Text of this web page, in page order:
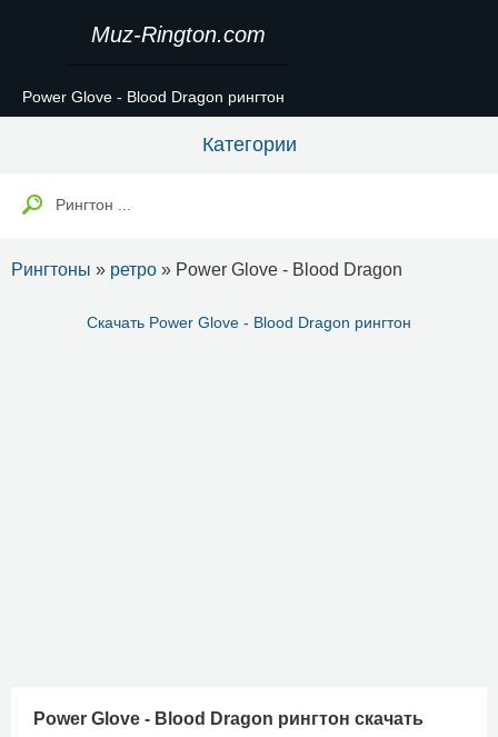
Muz-Rington.com
Power Glove - Blood Dragon рингтон
Категории
Рингтоны » ретро » Power Glove - Blood Dragon
Скачать Power Glove - Blood Dragon рингтон
Power Glove - Blood Dragon рингтон скачать